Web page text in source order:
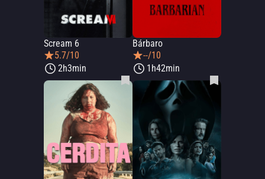
Scream 6
5.7/10
2h3min
Bárbaro
--/10
1h42min